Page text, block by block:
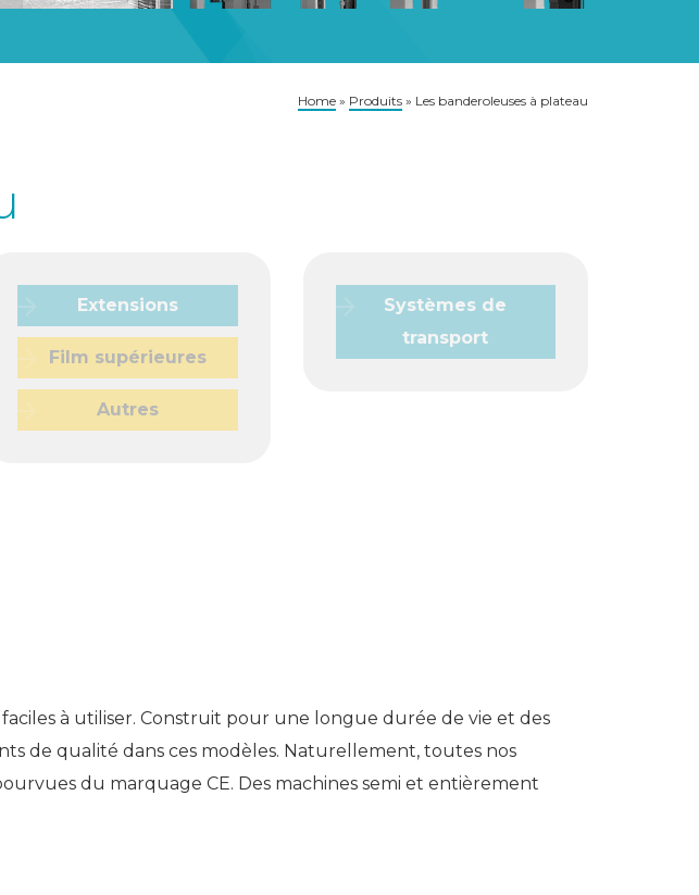
Home » Produits » Les banderoleuses à plateau
Extensions
Film supérieures
Autres
Systèmes de
transport
à utiliser. Construit pour une longue durée de vie et des
de qualité dans ces modèles. Naturellement, toutes nos
du marquage CE. Des machines semi et entièrement